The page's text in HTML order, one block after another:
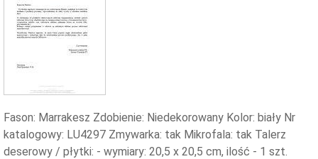
Fason: Marrakesz Zdobienie: Niedekorowany Kolor: biały Nr
katalogowy: LU4297 Zmywarka: tak Mikrofala: tak Talerz
deserowy / płytki: - wymiary: 20,5 x 20,5 cm, ilość - 1 szt.